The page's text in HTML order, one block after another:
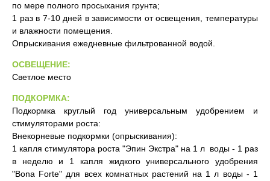
по мере полного просыхания грунта;
1 раз в 7-10 дней в зависимости от освещения, температуры
и влажности помещения.
Опрыскивания ежедневные фильтрованной водой.
ОСВЕЩЕНИЕ:
Светлое место
ПОДКОРМКА:
Подкормка круглый год универсальным удобрением и
стимуляторами роста:
Внекорневые подкормки (опрыскивания):
1 капля стимулятора роста "Эпин Экстра" на 1 л воды - 1 раз
в неделю и 1 капля жидкого универсального удобрения
"Bona Forte" для всех комнатных растений на 1 л воды - 1